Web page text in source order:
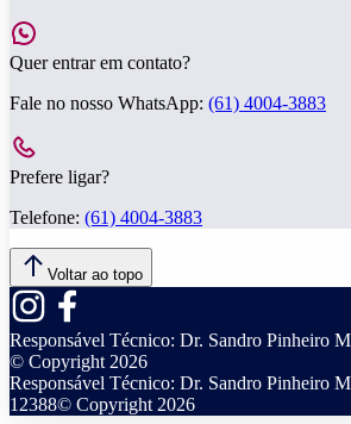
Quer entrar em contato?
Fale no nosso WhatsApp: (61) 4004-3883
Prefere ligar?
Telefone: (61) 4004-3883
Voltar ao topo
Responsável Técnico: Dr. Sandro Pinheiro
© Copyright 2026
Responsável Técnico: Dr. Sandro Pinheiro
12388© Copyright 2026